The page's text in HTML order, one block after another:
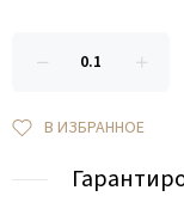
В ИЗБРАННОЕ